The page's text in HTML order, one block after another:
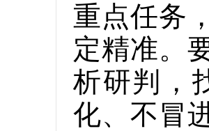
重点任务
定精准。
析研判，
化、不冒